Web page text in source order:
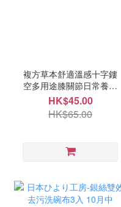
複方草本舒適溫感十字鏤
空多用途膝關節日常養護
貼4枚-1套4盒 10月頭
HK$45.00
HK$65.00